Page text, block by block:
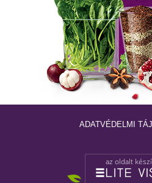
A
hallani!
ADATVÉDELMI
az oldalt